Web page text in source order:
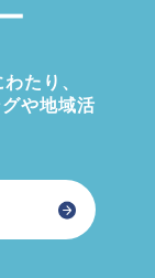
たり、
や地域活